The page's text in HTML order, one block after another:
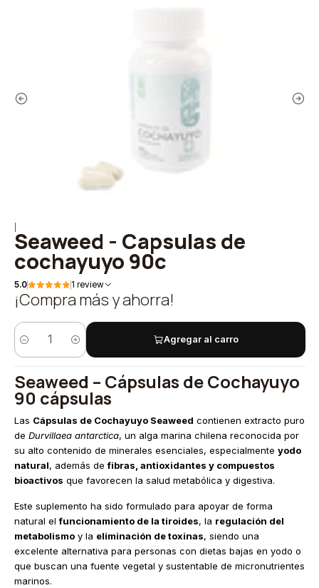
Seaweed - Capsulas de
cochayuyo 90c
5.0 1 review
¡Compra más y ahorra!
Quantity
Agregar al carro
Seaweed – Cápsulas de Cochayuyo
90 cápsulas
Las Cápsulas de Cochayuyo Seaweed contienen extracto puro
de Durvillaea antarctica, un alga marina chilena reconocida por
su alto contenido de minerales esenciales, especialmente yodo
natural, además defibras, antioxidantes y compuestos
bioactivos que favorecen la salud metabólica y digestiva.
Este suplemento ha sido formulado para apoyar de forma
natural elfuncionamiento de la tiroides, la regulación del
metabolismoy la eliminación de toxinas, siendo una
excelente alternativa para personas con dietas bajas en yodo o
que buscan una fuente vegetal y sustentable de micronutrientes
marinos.